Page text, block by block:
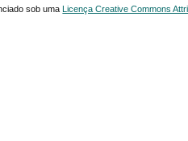
sob uma Licença Creative Commons